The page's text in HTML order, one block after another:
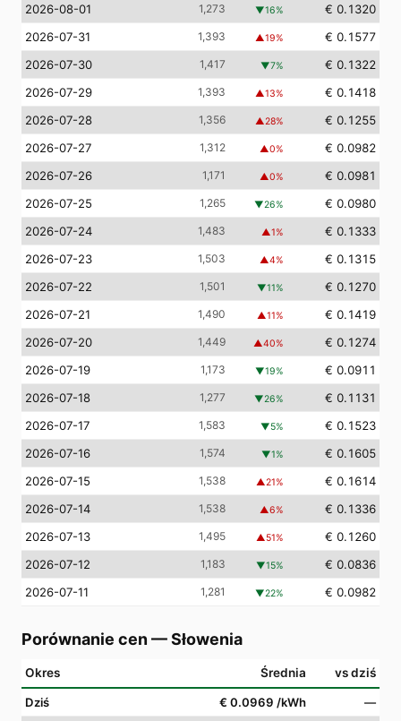
2026-08-01
1,273 ▼16%
€ 0.1320
2026-07-31
1,393 ▲19%
€ 0.1577
2026-07-30
1,417 ▼7%
€ 0.1322
2026-07-29
1,393 ▲13%
€ 0.1418
2026-07-28
1,356 ▲28%
€ 0.1255
2026-07-27
1,312 ▲0%
€ 0.0982
2026-07-26
1,171 ▲0%
€ 0.0981
2026-07-25
1,265 ▼26%
€ 0.0980
2026-07-24
1,483 ▲1%
€ 0.1333
2026-07-23
1,503 ▲4%
€ 0.1315
2026-07-22
1,501 ▼11%
€ 0.1270
2026-07-21
1,490 ▲11%
€ 0.1419
2026-07-20
1,449 ▲40%
€ 0.1274
2026-07-19
1,173 ▼19%
€ 0.0911
2026-07-18
1,277 ▼26%
€ 0.1131
2026-07-17
1,583 ▼5%
€ 0.1523
2026-07-16
1,574 ▼1%
€ 0.1605
2026-07-15
1,538 ▲21%
€ 0.1614
2026-07-14
1,538 ▲6%
€ 0.1336
2026-07-13
1,495 ▲51%
€ 0.1260
2026-07-12
1,183 ▼15%
€ 0.0836
2026-07-11
1,281 ▼22% € 0.0982
Porównanie cen —Słowenia
Okres Średnia vs dziś
Dziś € 0.0969 /kWh
—